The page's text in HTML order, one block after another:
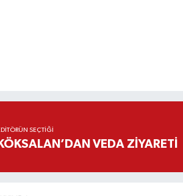
SEÇTIĞI
KÖKSALAN’DAN VEDA ZİYARETİ